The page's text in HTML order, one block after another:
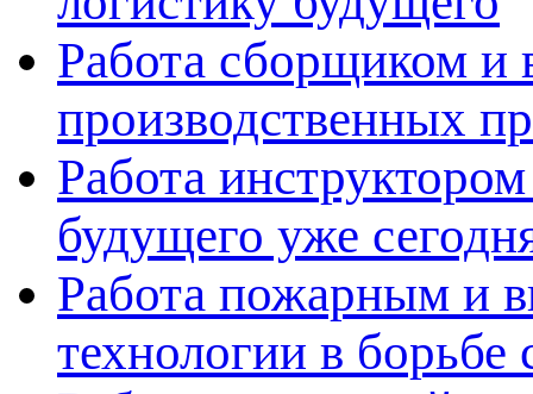
Работа сборщиком и
производственных
Работа
будущего уже
Работа пожарным и
технологии в борьбе